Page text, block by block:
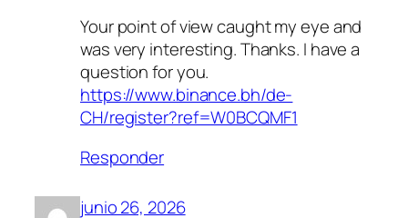
Your point of view caught my eye and
was very interesting. Thanks. I have a
question for you.
https://www.binance.bh/de-
CH/register?ref=W0BCQMF1
Responder
junio 26, 2026